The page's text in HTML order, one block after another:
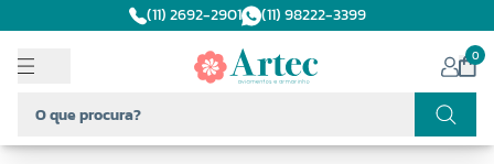
(11) 2692-2901 (11) 98222-3399
0